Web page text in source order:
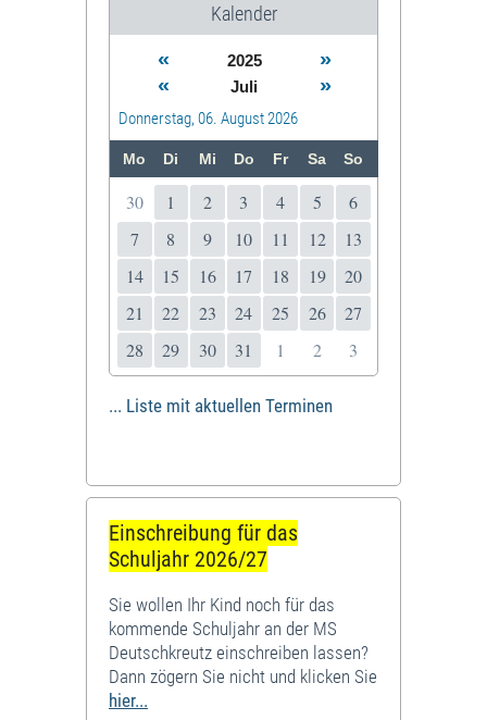
Kalender
« 2025
»
«
Juli »
Donnerstag, 06. August 2026
Mo Di Mi Do Fr Sa So
30 1 2 3 4 5
6
7
8 9 10 11 12
13
14
15 16 17 18 19
20
21
22 23 24 25 26
27
28
29 30 31 1 2 3
... Liste mit aktuellen Terminen
Einschreibung für das
Schuljahr 2026/27
Sie wollen Ihr Kind noch für das
kommende Schuljahr an der MS
Deutschkreutz einschreiben lassen?
Dann zögern Sie nicht und klicken Sie
hier...